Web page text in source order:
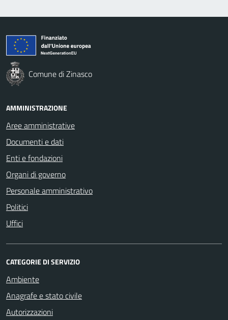
Comune di Zinasco
AMMINISTRAZIONE
Aree amministrative
Documenti e dati
Enti e fondazioni
Organi di governo
Personale amministrativo
Politici
Uffici
CATEGORIE DI SERVIZIO
Ambiente
Anagrafe e stato civile
Autorizzazioni